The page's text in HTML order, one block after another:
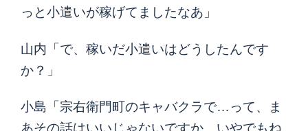
っと小遣いが稼げてましたなあ」
山内「で、稼いだ小遣いはどうしたんです
か？」
小島「宗右衛門町のキャバクラで…って、ま
あその話はいいじゃないですか。いやでもね